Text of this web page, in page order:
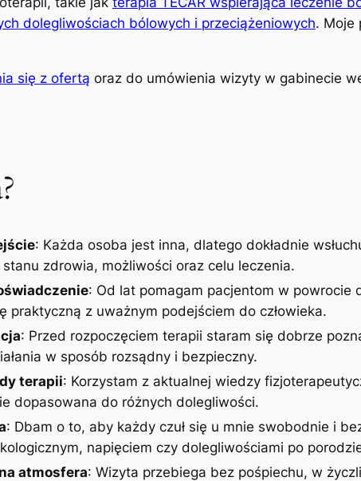
dolegliwościach bólowych i przeciążeniowych. Moje
się z ofertą oraz do umówienia wizyty w gabinecie
: Każda osoba jest inna, dlatego dokładnie
zdrowia, możliwości oraz celu leczenia.
: Od lat pomagam pacjentom w
praktyczną z uważnym podejściem do człowieka.
: Przed rozpoczęciem terapii staram się dobrze
w sposób rozsądny i bezpieczny.
terapii: Korzystam z aktualnej wiedzy
dopasowana do różnych dolegliwości.
: Dbam o to, aby każdy czuł się u mnie swobodnie i
napięciem czy dolegliwościami po
atmosfera: Wizyta przebiega bez pośpiechu, w